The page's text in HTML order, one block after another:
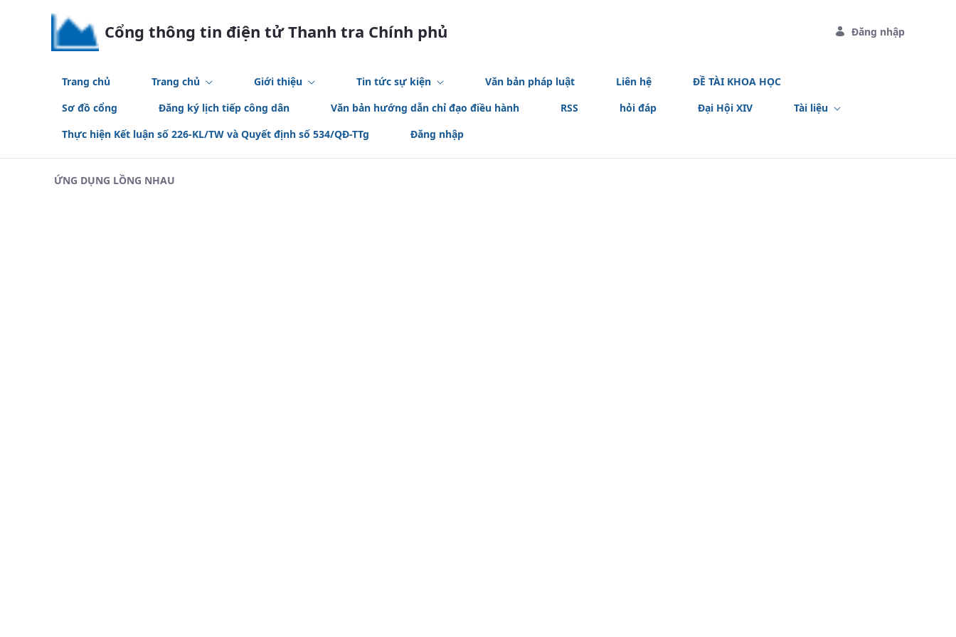
Skip to Main Content
Cổng thông tin điện tử Thanh tra Chính phủ Đăng nhập
Trang chủ Trang chủ Giới thiệu Tin tức sự kiện Văn bản pháp luật Liên hệ
ĐỀ TÀI KHOA HỌC
Sơ đồ cổng
Đăng ký lịch tiếp công dân Văn bản hướng dẫn chỉ đạo điều hành RSS hỏi đáp Đại Hội XIV
Tài liệu
Thực hiện Kết luận số 226-KL/TW và Quyết định số 534/QĐ-TTg
Đăng nhập
ỨNG DỤNG LỒNG NHAU